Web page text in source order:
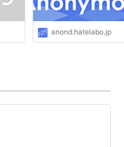
anond.hatelabo.jp